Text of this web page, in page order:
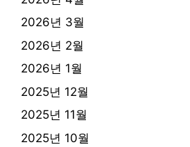
2026년 3월
2026년 2월
2026년 1월
2025년 12월
2025년 11월
2025년 10월